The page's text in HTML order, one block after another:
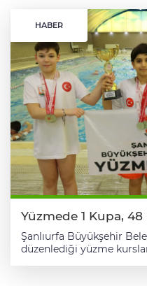
HABER
Yüzmede 1 Kupa, 48
Şanlıurfa Büyükşehir
düzenlediği yüzme